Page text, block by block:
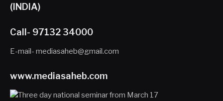
(INDIA)
Call- 97132 34000
E-mail- mediasaheb@gmail.com
www.mediasaheb.com